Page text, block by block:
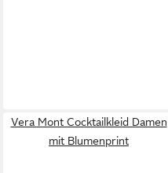
Vera Mont Cocktailkleid Damen
mit Blumenprint